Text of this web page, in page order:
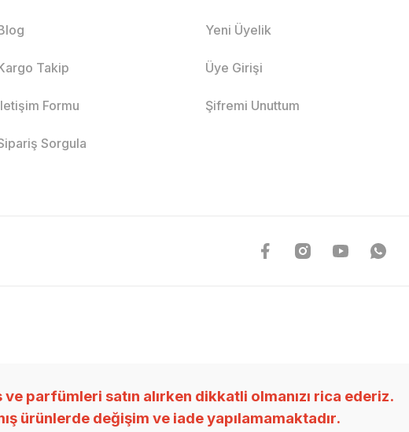
Takip
Formu
Sorgula
Yeni Üyelik
Üye Girişi
Şifremi Unuttum
parfümleri satın alırken dikkatli olmanızı rica ederiz.
ürünlerde değişim ve iade yapılamamaktadır.